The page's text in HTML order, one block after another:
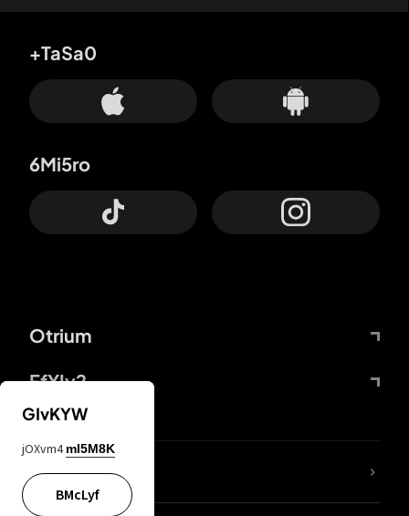
Otrium
FfYIy2
+TaSa0
6Mi5ro
ZbBJcb
GIvKYW
jOXvm4 mI5M8K
BMcLyf